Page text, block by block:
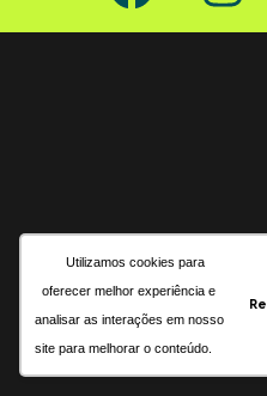
Utilizamos cookies para
oferecer melhor experiência e
analisar as interações em nosso
site para melhorar o conteúdo.